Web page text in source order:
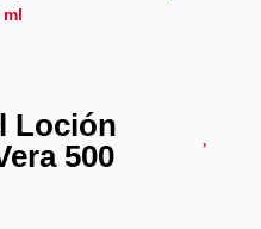
Loción
500